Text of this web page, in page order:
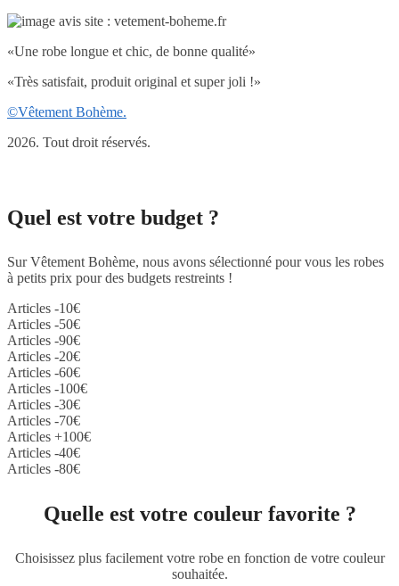
«Une robe longue et chic, de bonne qualité»
«Très satisfait, produit original et super joli !»
©Vêtement Bohème.
2026. Tout droit réservés.
Quel est votre budget ?
Sur Vêtement Bohème, nous avons sélectionné pour vous les robes
à petits prix pour des budgets restreints !
Articles -10€
Articles -50€
Articles -90€
Articles -20€
Articles -60€
Articles -100€
Articles -30€
Articles -70€
Articles +100€
Articles -40€
Articles -80€
Quelle est votre couleur favorite ?
Choisissez plus facilement votre robe en fonction de votre couleur
souhaitée.